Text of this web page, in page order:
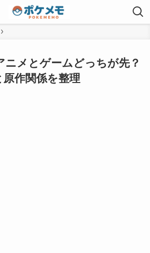
ニメとゲームどっちが先？
作関係を整理